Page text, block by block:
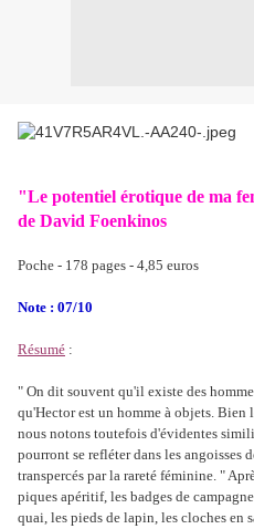
"Le potentiel érotique de ma
de David Foenkinos
Poche - 178 pages - 4,85 euros
Note : 07/10
Résumé :
" On dit souvent qu'il existe des
qu'Hector est un homme à objets.
nous notons toutefois d'évidentes
pourront se refléter dans les angoisses
transpercés par la rareté féminine. "
piques apéritif, les badges de
quai, les pieds de lapin, les cloches en